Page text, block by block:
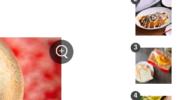
3
4